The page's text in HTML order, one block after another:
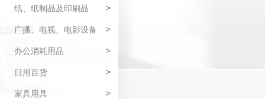
纸、纸制品及印刷品 >
广播、电视、电影设备 >
办公消耗用品 >
日用百货 >
家具用具 >